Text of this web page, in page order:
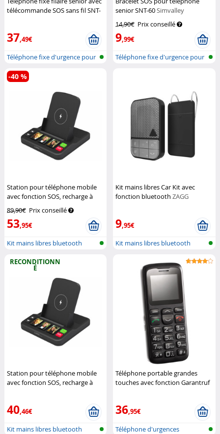
télécommande SOS sans fil SNT-
37,49€
Téléphone fixe d'urgence pour
senio...
senior SNT-60Simvalley
14,90€ Prix conseillé
9,99€
Téléphone fixe d'urgence pour
Station pour téléphone mobile
avec fonction SOS, recharge à
induction et numérotation
rapide Callstel
89,90€ Prix conseillé
53,95€
-40 %
Kit mains libres bluetooth
Kit mains libres Car Kit avec
fonction bluetoothZAGG
9,95€
Kit mains libres bluetooth
RECONDITIONN
É
Station pour téléphone mobile
avec fonction SOS, recharge à
40,46€
Kit mains libres bluetooth
Téléphone portable grandes
touches avec fonction Garantruf
36,95€
Téléphone d'urgences